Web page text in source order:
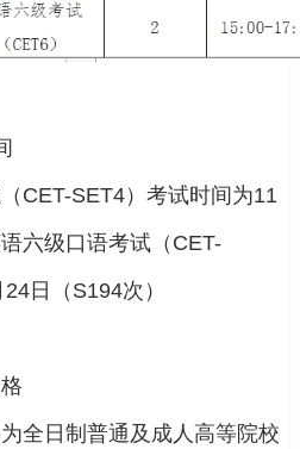
CET-SET4）考试时间为11
六级口语考试（CET-
日（S194次）
全日制普通及成人高等院校